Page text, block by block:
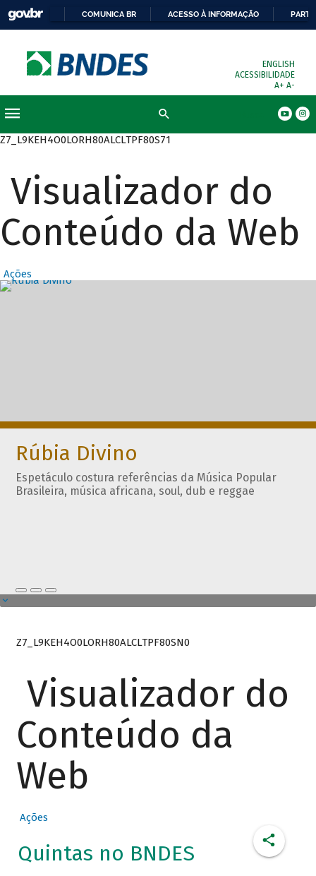
COMUNICA BR ACESSO À INFORMAÇÃO
ENGLISH
ACESSIBILIDADE
A+ A-
Z7_L9KEH4O0LORH80ALCLTPF80S71
Visualizador do
Conteúdo da Web
Ações
Destaques
Rúbia Divino
Espetáculo costura referências da Música Popular
Brasileira, música africana, soul, dub e reggae
Z7_L9KEH4O0LORH80ALCLTPF80SN0
Visualizador do
Conteúdo da
Web
Ações
Quintas no BNDES